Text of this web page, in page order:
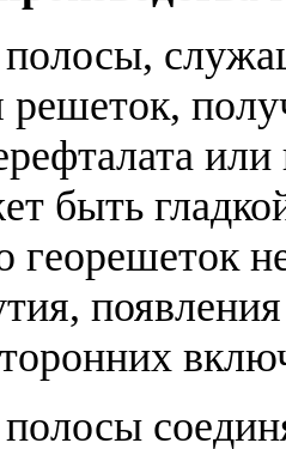
решеток,
быть
георешеток